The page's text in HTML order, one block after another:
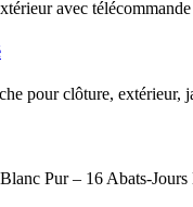
avec
pour clôture,
Pur – 16 Abats-